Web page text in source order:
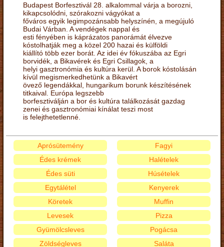
Budapest Borfesztivál 28. alkalommal várja a borozni,
kikapcsolódni, szórakozni vágyókat a
főváros egyik legimpozánsabb helyszínén, a megújuló
Budai Várban. A vendégek nappal és
esti fényében is káprázatos panorámát élvezve
kóstolhatják meg a közel 200 hazai és külföldi
kiállító több ezer borát. Az idei év fókuszába az Egri
borvidék, a Bikavérek és Egri Csillagok, a
helyi gasztronómia és kultúra kerül. A borok kóstolásán
kívül megismerkedhetünk a Bikavért
övező legendákkal, hungarikum borunk készítésének
titkaival. Európa legszebb
borfesztiválján a bor és kultúra találkozását gazdag
zenei és gasztronómiai kínálat teszi most
is felejthetetlenné.
Aprósütemény
Édes krémek
Édes süti
Egytálétel
Fagyi
Halételek
Húsételek
Kenyerek
Köretek
Levesek
Gyümölcsleves
Zöldségleves
Muffin
Pizza
Pogácsa
Saláta